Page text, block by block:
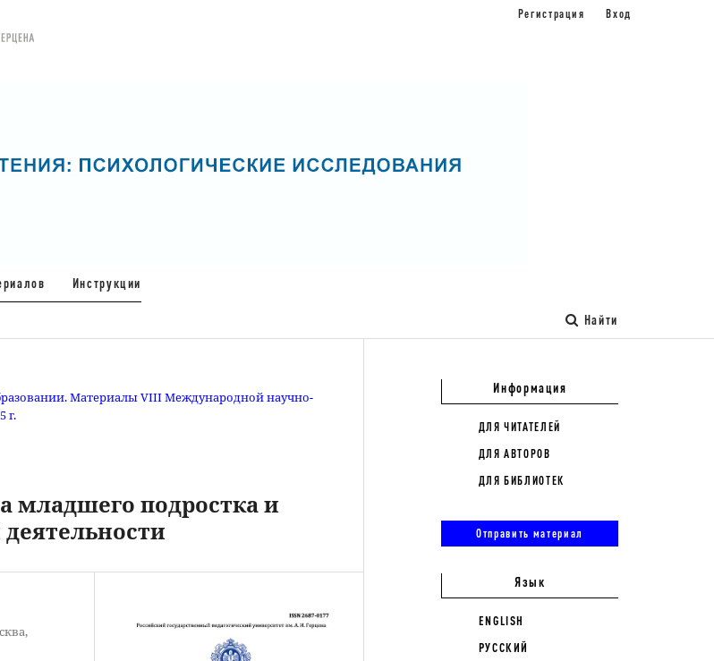
Инструкции
Найти
Регистрация Вход
Материалы VIII Международной научно-
г.
младшего подростка и
Информация
ДЛЯ ЧИТАТЕЛЕЙ
ДЛЯ АВТОРОВ
ДЛЯ БИБЛИОТЕК
Отправить материал
Язык
ENGLISH
РУССКИЙ